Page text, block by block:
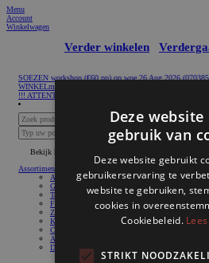
Menu
Account
Winkelwagen
Verder winkelen
SOEZEN workshop (€60 pp) op woe 26 Aug 2026
WINKELmedewerkers GEZOCHT
!!! ATTENTION - for NEXT-DAY delivery, ORDER today
Zoeken
Postcodecheck
Bekijk hele assortiment
Assortiment
AANBIEDING van de week
Gebak
Taarten & Schnitten
Foto/Logo assortiment
Zout & Hartig
Koek & Cake
Chocolade & Bonbons
Allergie & Dieet
Diversen
Deze website
gebruik van
Deze website gebruikt
gebruikerservaring te
website te gebruiken,
cookies in
Cookiebeleid.
STRIKT